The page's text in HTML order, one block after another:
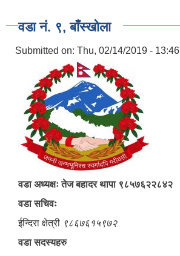
वडा नं. ९, बाँस्खोला
Submitted on: Thu, 02/14/2019 - 13:46
वडा अध्यक्षः तेज बहादर थापा ९८५७६२२८४२
वडा सचिवः
ईन्दिरा क्षेत्री ९८६७६१५९७२
वडा सदस्यहरु